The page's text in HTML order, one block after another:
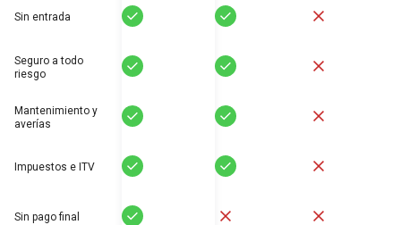
Sin entrada Sí Sí
Seguro a todo
riesgo
Sí Sí
Mantenimiento y
averías
Sí Sí
Impuestos e ITV Sí Sí
Sin pago final Sí